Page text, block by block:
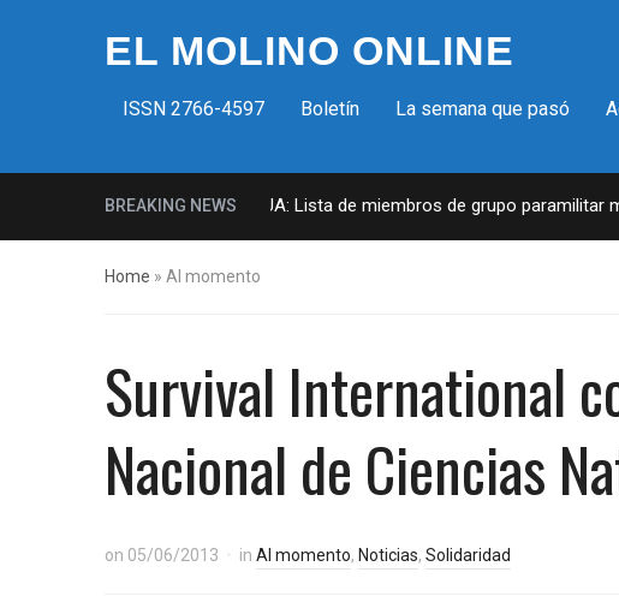
EL MOLINO ONLINE
ISSN 2766-4597 Boletín La semana que pasó
BREAKING NEWS
Milicias fascistas en EUA: Lista de miembros de grupo paramilitar
Home » Al momento
Survival International
Nacional de Ciencias
on 05/06/2013 in Al momento, Noticias, Solidaridad